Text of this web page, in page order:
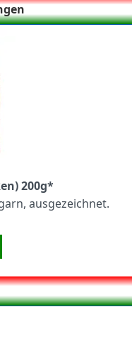
200g*
ausgezeichnet.